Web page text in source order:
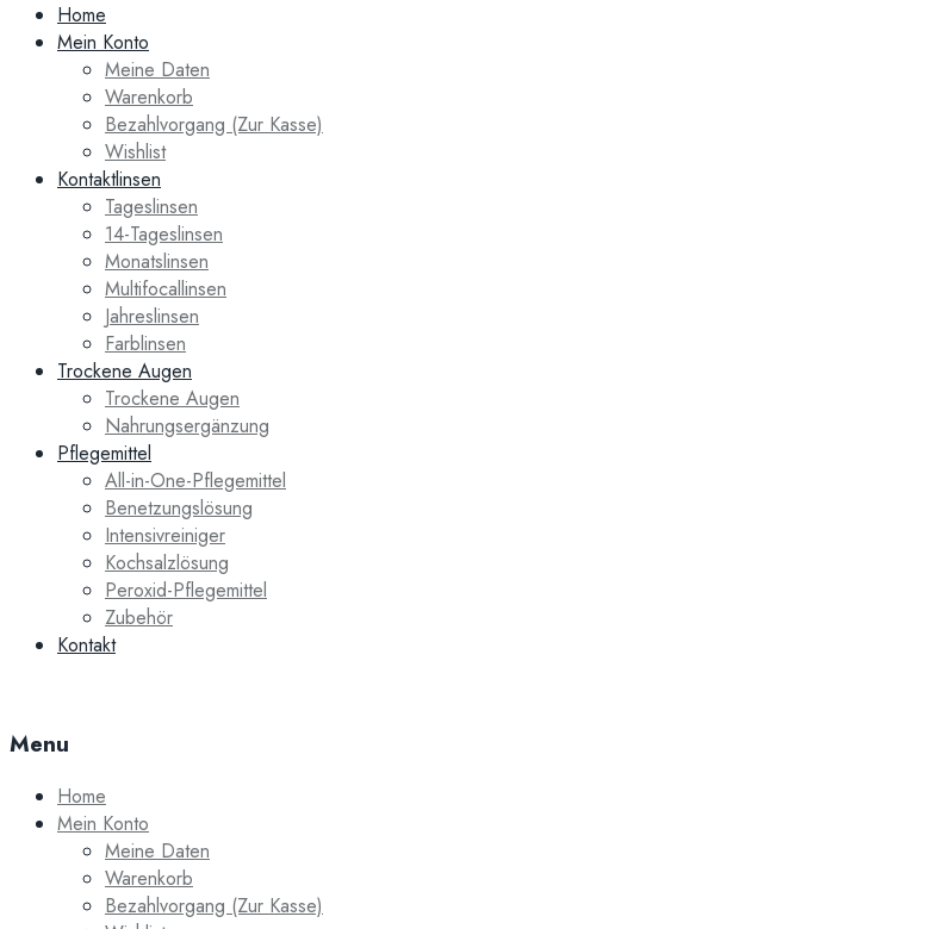
Home
Mein Konto
Meine Daten
Warenkorb
Bezahlvorgang (Zur Kasse)
Wishlist
Kontaktlinsen
Tageslinsen
14-Tageslinsen
Monatslinsen
Multifocallinsen
Jahreslinsen
Farblinsen
Trockene Augen
Trockene Augen
Nahrungsergänzung
Pflegemittel
All-in-One-Pflegemittel
Benetzungslösung
Intensivreiniger
Kochsalzlösung
Peroxid-Pflegemittel
Zubehör
Kontakt
Menu
Home
Mein Konto
Meine Daten
Warenkorb
Bezahlvorgang (Zur Kasse)